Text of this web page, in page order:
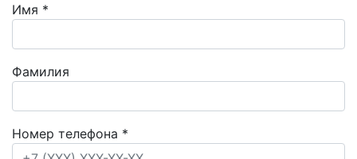
Имя *
Фамилия
Номер телефона *